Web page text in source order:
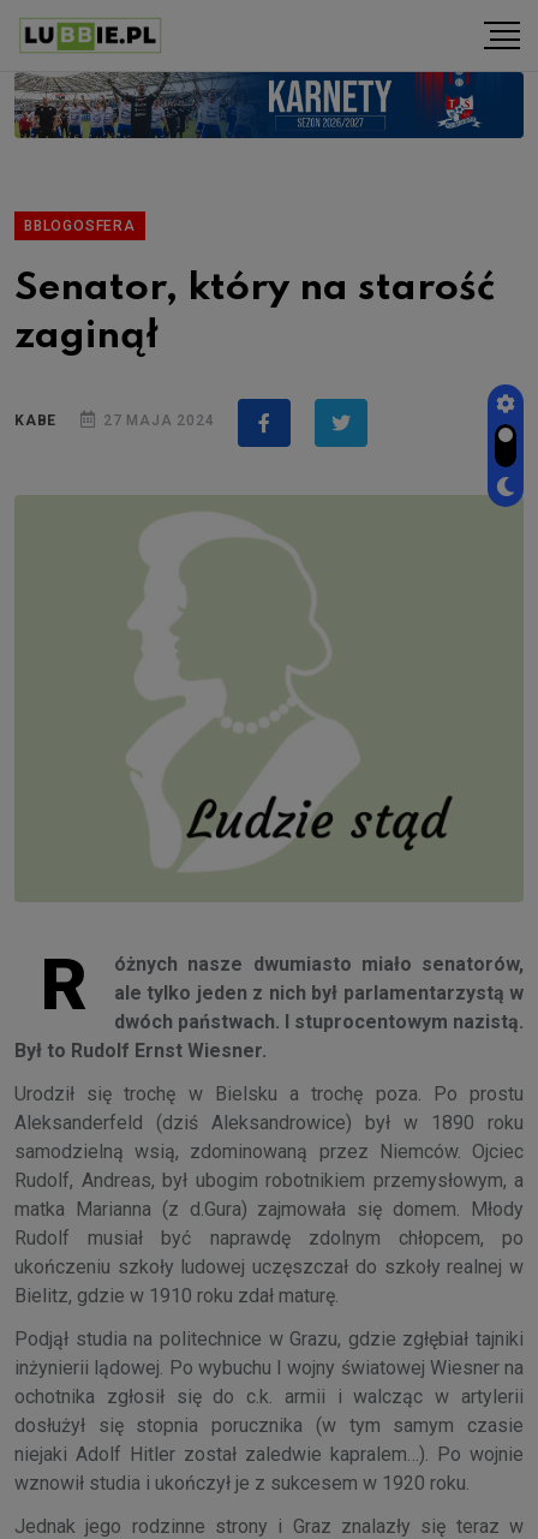
BBLOGOSFERA
Senator, który na starość
zaginął
KABE 27 MAJA 2024
R
óżnych nasze dwumiasto miało senatorów,
ale tylko jeden z nich był parlamentarzystą w
dwóch państwach. I stuprocentowym nazistą.
Był to Rudolf Ernst Wiesner.
Urodził się trochę w Bielsku a trochę poza. Po prostu
Aleksanderfeld (dziś Aleksandrowice) był w 1890 roku
samodzielną wsią, zdominowaną przez Niemców. Ojciec
Rudolf, Andreas, był ubogim robotnikiem przemysłowym, a
matka Marianna (z d.Gura) zajmowała się domem. Młody
Rudolf musiał być naprawdę zdolnym chłopcem, po
ukończeniu szkoły ludowej uczęszczał do szkoły realnej w
Bielitz, gdzie w 1910 roku zdał maturę.
Podjął studia na politechnice w Grazu, gdzie zgłębiał tajniki
inżynierii lądowej. Po wybuchu I wojny światowej Wiesner na
ochotnika zgłosił się do c.k. armii i walcząc w artylerii
dosłużył się stopnia porucznika (w tym samym czasie
niejaki Adolf Hitler został zaledwie kapralem…). Po wojnie
wznowił studia i ukończył je z sukcesem w 1920 roku.
Jednak jego rodzinne strony i Graz znalazły się teraz w